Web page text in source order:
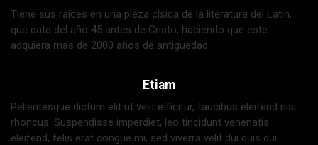
Tiene sus raices en una pieza clsica de la literatura del Latin,
que data del año 45 antes de Cristo, haciendo que este
adquiera mas de 2000 años de antiguedad.
Etiam
Pellentesque dictum elit ut velit efficitur, faucibus eleifend nisi
rhoncus. Suspendisse imperdiet, leo tincidunt venenatis
eleifend, felis erat congue mi, sed viverra velit dui quis dui.